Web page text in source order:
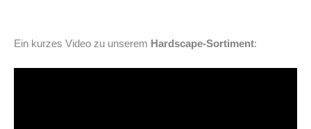
Ein kurzes Video zu unserem Hardscape-Sortiment: